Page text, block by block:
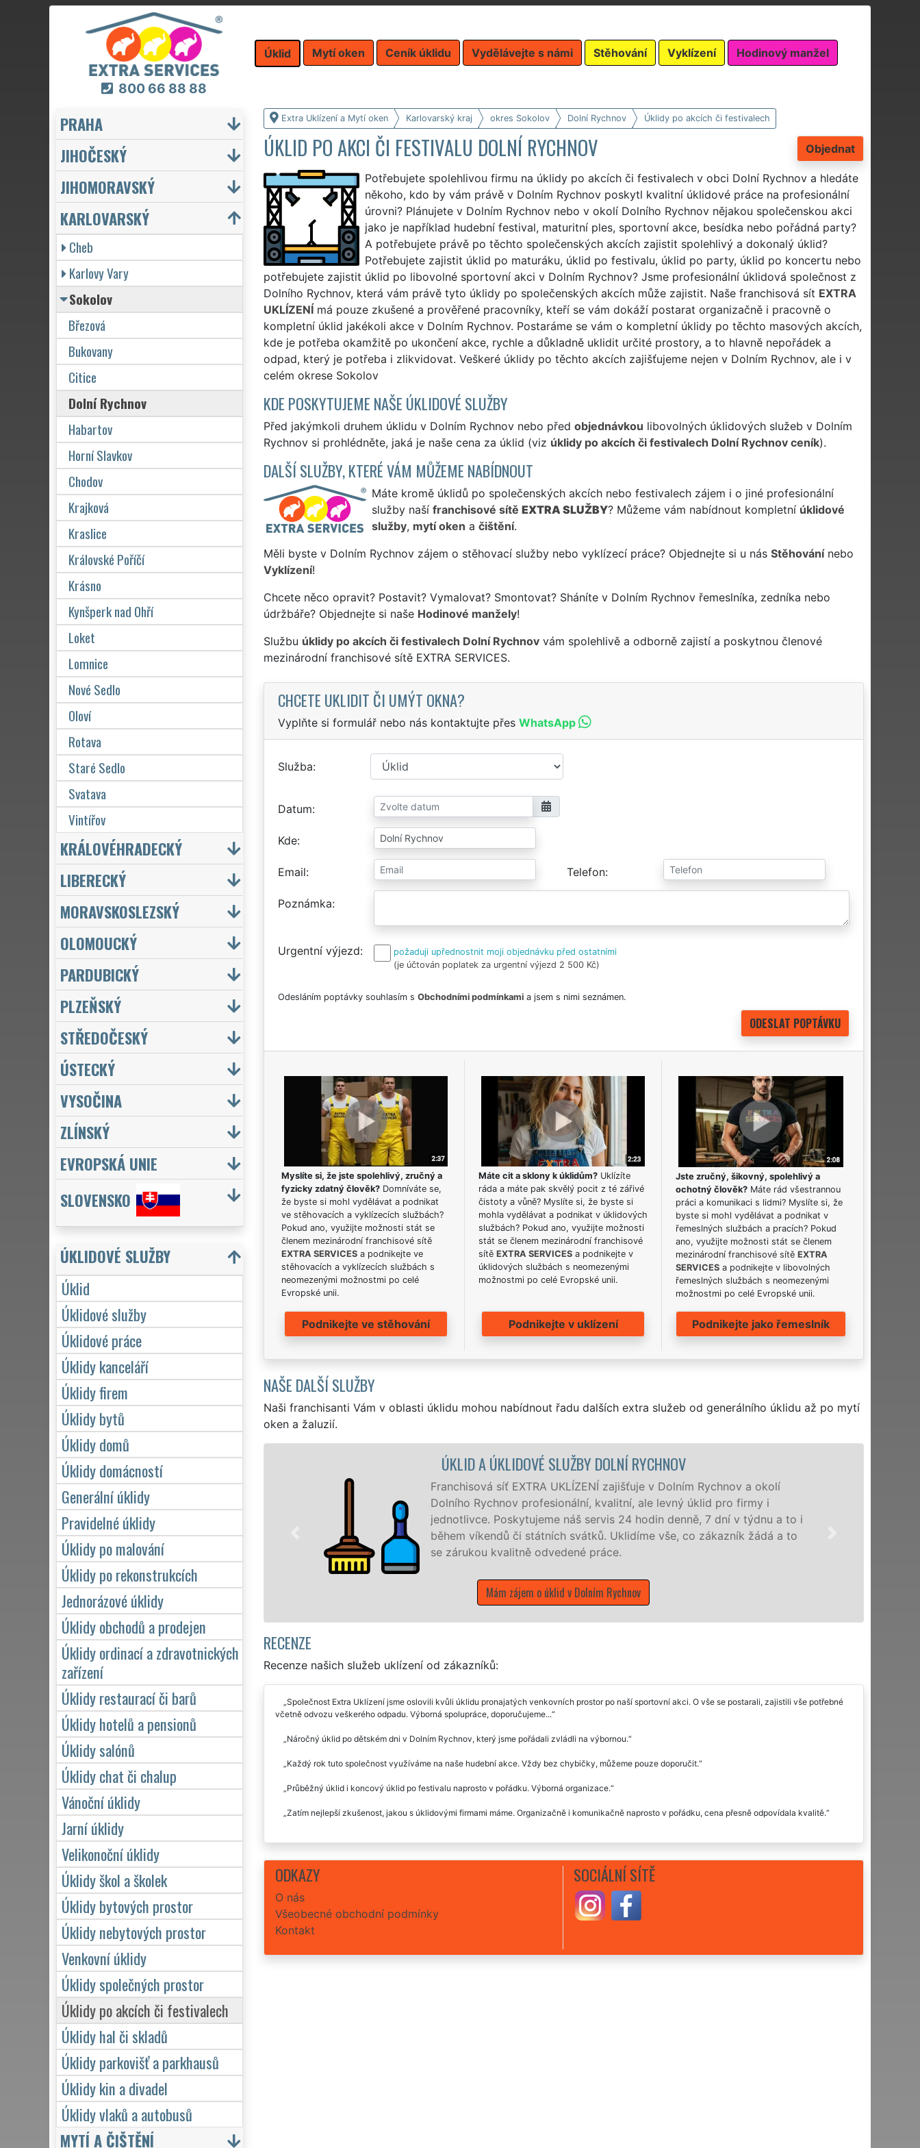
800 66 88 88
Úklid Mytí oken Ceník úklidu Vydělávejte s námi Stěhování Vyklízení Hodinový manžel
Extra Uklízení a Mytí oken Karlovarský kraj okres Sokolov Dolní Rychnov Úklidy po akcích či festivalech
Objednat
ÚKLID PO AKCI ČI FESTIVALU DOLNÍ RYCHNOV
Potřebujete spolehlivou firmu na úklidy po akcích či festivalech v obci Dolní Rychnov a hledáte
někoho, kdo by vám právě v Dolním Rychnov poskytl kvalitní úklidové práce na profesionální
úrovni? Plánujete v Dolním Rychnov nebo v okolí Dolního Rychnov nějakou společenskou akci
jako je například hudební festival, maturitní ples, sportovní akce, besídka nebo pořádná party?
A potřebujete právě po těchto společenských akcích zajistit spolehlivý a dokonalý úklid?
Potřebujete zajistit úklid po maturáku, úklid po festivalu, úklid po party, úklid po koncertu nebo
potřebujete zajistit úklid po libovolné sportovní akci v Dolním Rychnov? Jsme profesionální úklidová společnost z
Dolního Rychnov, která vám právě tyto úklidy po společenských akcích může zajistit. Naše franchisová sít EXTRA
UKLÍZENÍmá pouze zkušené a prověřené pracovníky, kteří se vám dokáží postarat organizačně i pracovně o
kompletní úklid jakékoli akce v Dolním Rychnov. Postaráme se vám o kompletní úklidy po těchto masových akcích,
kde je potřeba okamžitě po ukončení akce, rychle a důkladně uklidit určité prostory, a to hlavně nepořádek a
odpad, který je potřeba i zlikvidovat. Veškeré úklidy po těchto akcích zajišťujeme nejen v Dolním Rychnov, ale i v
celém okrese Sokolov
KDE POSKYTUJEME NAŠE ÚKLIDOVÉ SLUŽBY
Před jakýmkoli druhem úklidu v Dolním Rychnov nebo před objednávkou libovolných úklidových služeb v Dolním
Rychnov si prohlédněte, jaká je naše cena za úklid (viz úklidy po akcích či festivalech Dolní Rychnov ceník).
DALŠÍ SLUŽBY, KTERÉ VÁM MŮŽEME NABÍDNOUT
Máte kromě úklidů po společenských akcích nebo festivalech zájem i o jiné profesionální
služby naší franchisové sítě EXTRA SLUŽBY? Můžeme vám nabídnout kompletní úklidové
služby, mytí oken a čištění.
Měli byste v Dolním Rychnov zájem o stěhovací služby nebo vyklízecí práce? Objednejte si u nás Stěhovánínebo
Vyklízení!
Chcete něco opravit? Postavit? Vymalovat? Smontovat? Sháníte v Dolním Rychnov řemeslníka, zedníka nebo
údržbáře? Objednejte si naše Hodinové manžely!
Službu úklidy po akcích či festivalech Dolní Rychnovvám spolehlivě a odborně zajistí a poskytnou členové
mezinárodní franchisové sítě EXTRA SERVICES.
CHCETE UKLIDIT ČI UMÝT OKNA?
Vyplňte si formulář nebo nás kontaktujte přes WhatsApp
Služba
Datum
Kde
Email Telefon
Poznámka
Urgentní výjezd
požaduji upřednostnit moji objednávku před ostatními
(je účtován poplatek za urgentní výjezd 2 500 Kč)
Odesláním poptávky souhlasím s Obchodními podmínkamia jsem s nimi seznámen.
Myslíte si, že jste spolehlivý, zručný a
fyzicky zdatný člověk?Domníváte se,
že byste si mohl vydělávat a podnikat
ve stěhovacích a vyklízecích službách?
Pokud ano, využijte možnosti stát se
členem mezinárodní franchisové sítě
EXTRA SERVICESa podnikejte ve
stěhovacích a vyklízecích službách s
neomezenými možnostmi po celé
Evropské unii.
Podnikejte ve stěhování
Máte cit a sklony k úklidům?Uklízíte
ráda a máte pak skvělý pocit z té zářivé
čistoty a vůně? Myslíte si, že byste si
mohla vydělávat a podnikat v úklidových
službách? Pokud ano, využijte možnosti
stát se členem mezinárodní franchisové
sítě EXTRA SERVICESa podnikejte v
úklidových službách s neomezenými
možnostmi po celé Evropské unii.
Podnikejte v uklízení
Jste zručný, šikovný, spolehlivý a
ochotný člověk? Máte rád všestrannou
práci a komunikaci s lidmi? Myslíte si, že
byste si mohl vydělávat a podnikat v
řemeslných službách a pracích? Pokud
ano, využijte možnosti stát se členem
mezinárodní franchisové sítěEXTRA
SERVICES a podnikejte v libovolných
řemeslných službách s neomezenými
možnostmi po celé Evropské unii.
Podnikejte jako řemeslník
NAŠE DALŠÍ SLUŽBY
Naši franchisanti Vám v oblasti úklidu mohou nabídnout řadu dalších extra služeb od generálního úklidu až po mytí
oken a žaluzií.
ÚKLID A ÚKLIDOVÉ SLUŽBY DOLNÍ RYCHNOV
Franchisová síť EXTRA UKLÍZENÍ zajišťuje v Dolním Rychnov a okolí
Dolního Rychnov profesionální, kvalitní, ale levný úklid pro firmy i
jednotlivce. Poskytujeme náš servis 24 hodin denně, 7 dní v týdnu a to i
během víkendů či státních svátků. Uklidíme vše, co zákazník žádá a to
se zárukou kvalitně odvedené práce.
Mám zájem o úklid v Dolním Rychnov
Naše společnost EXTRA
profesionální úklidové služby
nabízíme pro všechny
domácnosti v celém
RECENZE
Recenze našich služeb uklízení od zákazníků:
Společnost Extra Uklízení jsme oslovili kvůli úklidu pronajatých venkovních prostor po naší sportovní akci. O vše se postarali, zajistili vše potřebné
včetně odvozu veškerého odpadu. Výborná spolupráce, doporučujeme...
Náročný úklid po dětském dni v Dolním Rychnov, který jsme pořádali zvládli na výbornou.
Každý rok tuto společnost využíváme na naše hudební akce. Vždy bez chybičky, můžeme pouze doporučit.
Průběžný úklid i koncový úklid po festivalu naprosto v pořádku. Výborná organizace.
Zatím nejlepší zkušenost, jakou s úklidovými firmami máme. Organizačně i komunikačně naprosto v pořádku, cena přesně odpovídala kvalitě.
ODKAZY
O nás
Všeobecné obchodní podmínky
Kontakt
SOCIÁLNÍ SÍTĚ
PRAHA
JIHOČESKÝ
JIHOMORAVSKÝ
KARLOVARSKÝ
Cheb
Karlovy Vary
Sokolov
Březová
Bukovany
Citice
Dolní Rychnov
Habartov
Horní Slavkov
Chodov
Krajková
Kraslice
Královské Poříčí
Krásno
Kynšperk nad Ohří
Loket
Lomnice
Nové Sedlo
Oloví
Rotava
Staré Sedlo
Svatava
Vintířov
KRÁLOVÉHRADECKÝ
LIBERECKÝ
MORAVSKOSLEZSKÝ
OLOMOUCKÝ
PARDUBICKÝ
PLZEŇSKÝ
STŘEDOČESKÝ
ÚSTECKÝ
VYSOČINA
ZLÍNSKÝ
EVROPSKÁ UNIE
SLOVENSKO
ÚKLIDOVÉ SLUŽBY
Úklid
Úklidové služby
Úklidové práce
Úklidy kanceláří
Úklidy firem
Úklidy bytů
Úklidy domů
Úklidy domácností
Generální úklidy
Pravidelné úklidy
Úklidy po malování
Úklidy po rekonstrukcích
Jednorázové úklidy
Úklidy obchodů a prodejen
Úklidy ordinací a zdravotnických
zařízení
Úklidy restaurací či barů
Úklidy hotelů a pensionů
Úklidy salónů
Úklidy chat či chalup
Vánoční úklidy
Jarní úklidy
Velikonoční úklidy
Úklidy škol a školek
Úklidy bytových prostor
Úklidy nebytových prostor
Venkovní úklidy
Úklidy společných prostor
Úklidy po akcích či festivalech
Úklidy hal či skladů
Úklidy parkovišť a parkhausů
Úklidy kin a divadel
Úklidy vlaků a autobusů
MYTÍ A ČIŠTĚNÍ